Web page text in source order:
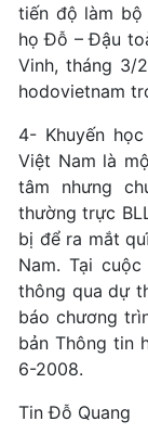
tiến độ làm bộ
họ Đỗ – Đậu
Vinh, tháng 3/
hodovietnam
4- Khuyến
Việt Nam là
tâm nhưng
thường trực
bị để ra mắt
Nam. Tại
thông qua dự
báo chương
bản Thông tin
6-2008.
Tin Đỗ Quang